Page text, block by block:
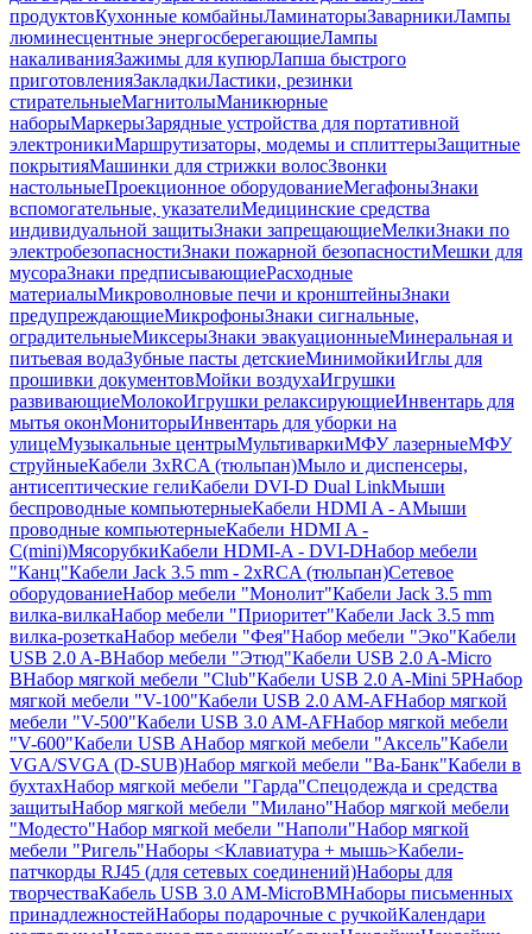
продуктовКухонные комбайныЛаминаторыЗаварникиЛампы
люминесцентные энергосберегающиеЛампы
накаливанияЗажимы для купюрЛапша быстрого
приготовленияЗакладкиЛастики, резинки
стирательныеМагнитолыМаникюрные
наборыМаркерыЗарядные устройства для портативной
электроникиМаршрутизаторы, модемы и сплиттерыЗащитные
покрытияМашинки для стрижки волосЗвонки
настольныеПроекционное оборудованиеМегафоныЗнаки
вспомогательные, указателиМедицинские средства
индивидуальной защитыЗнаки запрещающиеМелкиЗнаки по
электробезопасностиЗнаки пожарной безопасностиМешки для
мусораЗнаки предписывающиеРасходные
материалыМикроволновые печи и кронштейныЗнаки
предупреждающиеМикрофоныЗнаки сигнальные,
оградительныеМиксерыЗнаки эвакуационныеМинеральная и
питьевая водаЗубные пасты детскиеМинимойкиИглы для
прошивки документовМойки воздухаИгрушки
развивающиеМолокоИгрушки релаксирующиеИнвентарь для
мытья оконМониторыИнвентарь для уборки на
улицеМузыкальные центрыМультиваркиМФУ лазерныеМФУ
струйныеКабели 3xRCA (тюльпан)Мыло и диспенсеры,
антисептические гелиКабели DVI-D Dual LinkМыши
беспроводные компьютерныеКабели HDMI A - AМыши
проводные компьютерныеКабели HDMI A -
C(mini)МясорубкиКабели HDMI-A - DVI-DНабор мебели
"Канц"Кабели Jack 3.5 mm - 2xRCA (тюльпан)Сетевое
оборудованиеНабор мебели "Монолит"Кабели Jack 3.5 mm
вилка-вилкаНабор мебели "Приоритет"Кабели Jack 3.5 mm
вилка-розеткаНабор мебели "Фея"Набор мебели "Эко"Кабели
USB 2.0 A-BНабор мебели "Этюд"Кабели USB 2.0 A-Micro
BНабор мягкой мебели "Club"Кабели USB 2.0 A-Mini 5PНабор
мягкой мебели "V-100"Кабели USB 2.0 AM-AFНабор мягкой
мебели "V-500"Кабели USB 3.0 AM-AFНабор мягкой мебели
"V-600"Кабели USB AНабор мягкой мебели "Аксель"Кабели
VGA/SVGA (D-SUB)Набор мягкой мебели "Ва-Банк"Кабели в
бухтахНабор мягкой мебели "Гарда"Спецодежда и средства
защитыНабор мягкой мебели "Милано"Набор мягкой мебели
"Модесто"Набор мягкой мебели "Наполи"Набор мягкой
мебели "Ригель"Наборы <Клавиатура + мышь>Кабели-
патчкорды RJ45 (для сетевых соединений)Наборы для
творчестваКабель USB 3.0 AM-MicroBMНаборы письменных
принадлежностейНаборы подарочные с ручкойКалендари